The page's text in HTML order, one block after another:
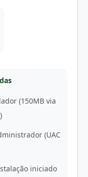
(150MB via
(UAC
iniciado